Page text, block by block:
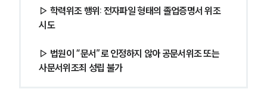
그룹소개
대륜의 강점
고객의 소리
통합검색
▷ 학력위조 행위: 전자파일 형태의 졸업증명서 위조
시도
▷ 법원이 “문서”로 인정하지 않아 공문서위조 또는
사문서위조죄 성립 불가